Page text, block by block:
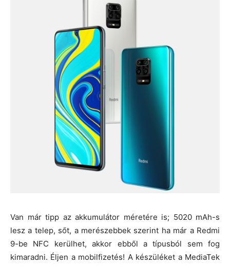
Van már tipp az akkumulátor méretére is; 5020 mAh-s
lesz a telep, sőt, a merészebbek szerint ha már a Redmi
9-be NFC kerülhet, akkor ebből a típusból sem fog
kimaradni. Éljen a mobilfizetés! A készüléket a MediaTek